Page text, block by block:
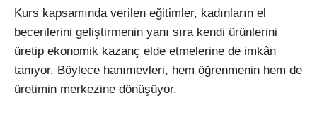
Kurs kapsamında verilen eğitimler, kadınların el
becerilerini geliştirmenin yanı sıra kendi ürünlerini
üretip ekonomik kazanç elde etmelerine de imkân
tanıyor. Böylece hanımevleri, hem öğrenmenin hem de
üretimin merkezine dönüşüyor.